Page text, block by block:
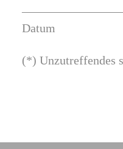
Datum
(*) Unzutreffendes